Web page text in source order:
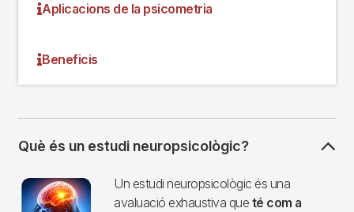
Aplicacions de la psicometria
Beneficis
Què és un estudi neuropsicològic?
Imagen
Un estudi neuropsicològic és una
avaluació exhaustiva que té com a